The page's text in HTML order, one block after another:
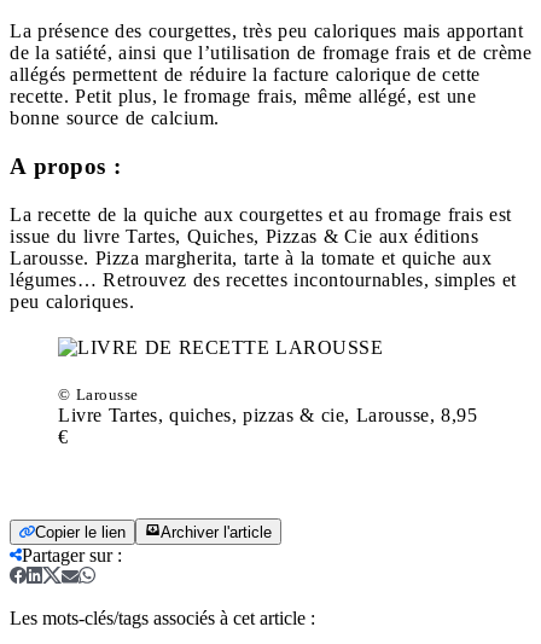
La présence des courgettes, très peu caloriques mais apportant
de la satiété, ainsi que l’utilisation de fromage frais et de crème
allégés permettent de réduire la facture calorique de cette
recette. Petit plus, le fromage frais, même allégé, est une
bonne source de calcium.
A propos :
La recette de la quiche aux courgettes et au fromage frais est
issue du livre Tartes, Quiches, Pizzas & Cie aux éditions
Larousse. Pizza margherita, tarte à la tomate et quiche aux
légumes… Retrouvez des recettes incontournables, simples et
peu caloriques.
© Larousse
Livre Tartes, quiches, pizzas & cie, Larousse, 8,95
€
Copier le lien Archiver l'article
Partager sur:
Les mots-clés/tags associés à cet article :